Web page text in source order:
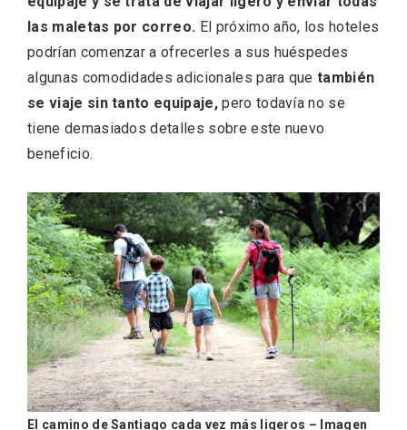
las maletas por correo. El próximo año, los hoteles
podrían comenzar a ofrecerles a sus huéspedes
algunas comodidades adicionales para quetambién
se viaje sin tanto equipaje,pero todavía no se
tiene demasiados detalles sobre este nuevo
beneficio.
El camino de Santiago cada vez más ligeros – Imagen
Conciertos gratuitos del coro Wetherby
Preparatory School en Ávila y Salamanca